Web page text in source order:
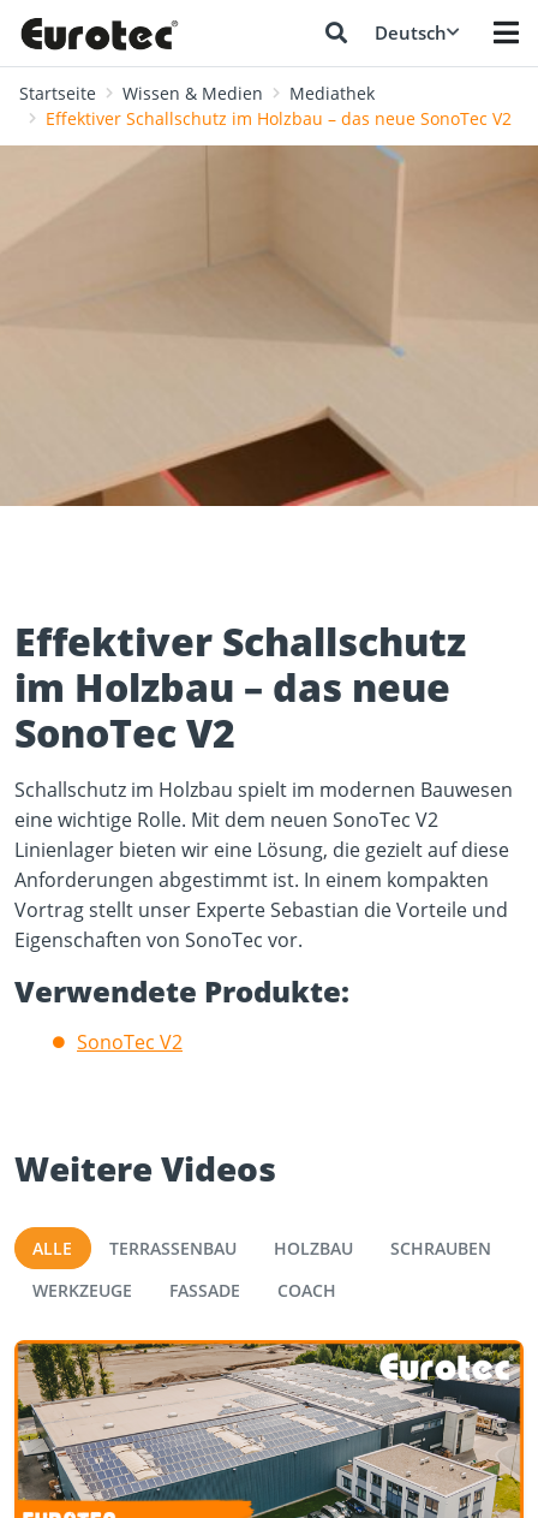
Deutsch
Startseite Wissen & Medien
Mediathek
Effektiver Schallschutz im Holzbau – das neue SonoTec V2
Play Video
Effektiver Schallschutz
im Holzbau – das neue
SonoTec V2
Schallschutz im Holzbau spielt im modernen Bauwesen
eine wichtige Rolle. Mit dem neuen SonoTec V2
Linienlager bieten wir eine Lösung, die gezielt auf diese
Anforderungen abgestimmt ist. In einem kompakten
Vortrag stellt unser Experte Sebastian die Vorteile und
Eigenschaften von SonoTec vor.
Verwendete Produkte:
SonoTec V2
Weitere Videos
ALLE TERRASSENBAU HOLZBAU
SCHRAUBEN
WERKZEUGE
FASSADE COACH